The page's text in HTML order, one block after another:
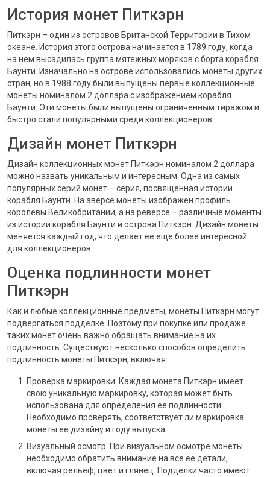
История монет Питкэрн
Питкэрн – один из островов Британской Территории в Тихом
океане. История этого острова начинается в 1789 году, когда
на нем высадилась группа мятежных моряков с борта корабля
Баунти. Изначально на острове использовались монеты других
стран, но в 1988 году были выпущены первые коллекционные
монеты номиналом 2 доллара с изображением корабля
Баунти. Эти монеты были выпущены ограниченным тиражом и
быстро стали популярными среди коллекционеров.
Дизайн монет Питкэрн
Дизайн коллекционных монет Питкэрн номиналом 2 доллара
можно назвать уникальным и интересным. Одна из самых
популярных серий монет – серия, посвященная истории
корабля Баунти. На аверсе монеты изображен профиль
королевы Великобритании, а на реверсе – различные моменты
из истории корабля Баунти и острова Питкэрн. Дизайн монеты
меняется каждый год, что делает ее еще более интересной
для коллекционеров.
Оценка подлинности монет
Питкэрн
Как и любые коллекционные предметы, монеты Питкэрн могут
подвергаться подделке. Поэтому при покупке или продаже
таких монет очень важно обращать внимание на их
подлинность. Существуют несколько способов определить
подлинность монеты Питкэрн, включая:
Проверка маркировки. Каждая монета Питкэрн имеет
свою уникальную маркировку, которая может быть
использована для определения ее подлинности.
Необходимо проверять, соответствует ли маркировка
монеты ее дизайну и году выпуска.
Визуальный осмотр. При визуальном осмотре монеты
необходимо обратить внимание на все ее детали,
включая рельеф, цвет и глянец. Подделки часто имеют